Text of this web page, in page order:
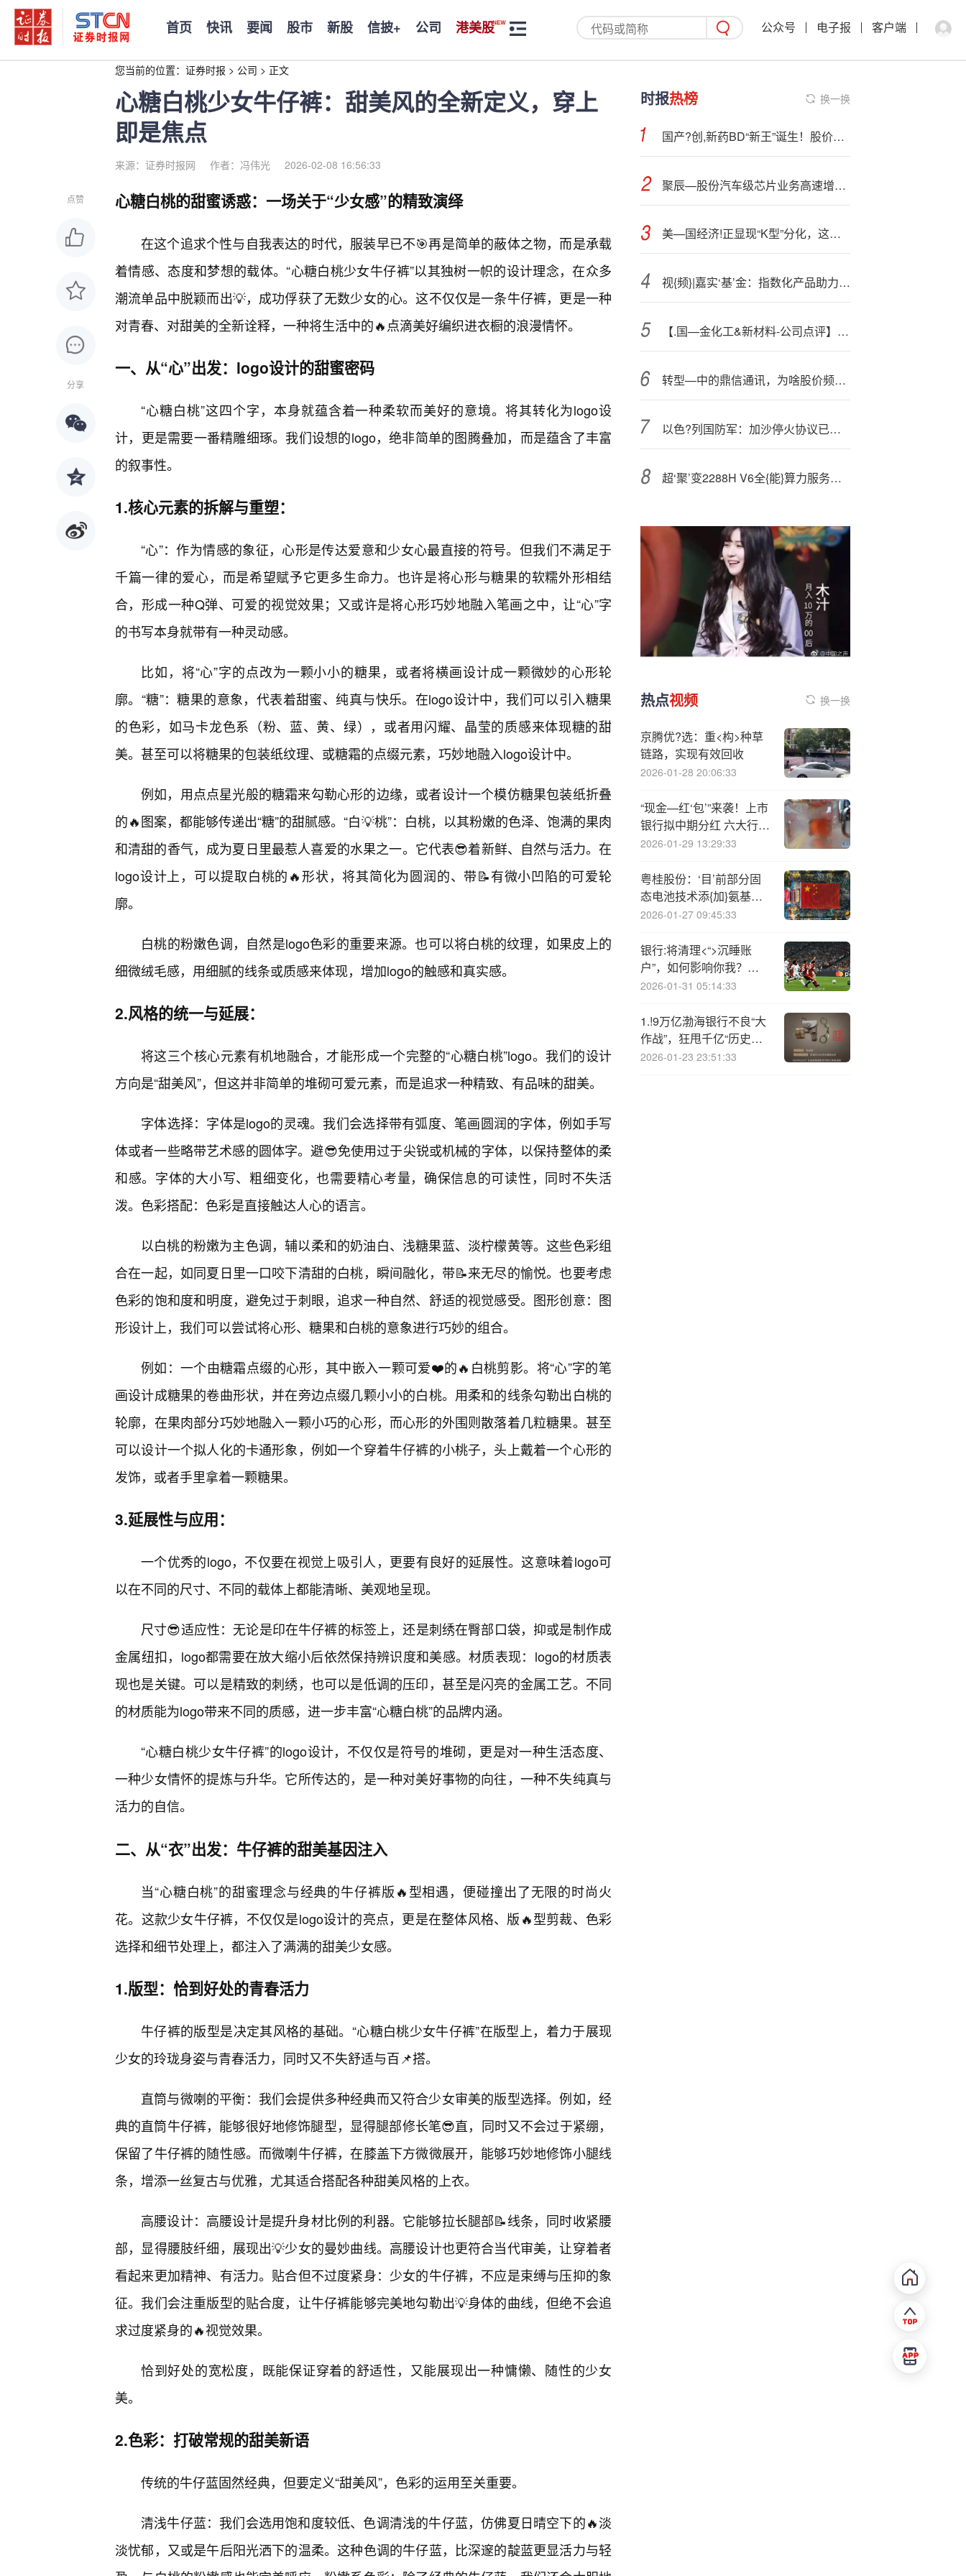
首页 快讯 要闻 股市 新股 信披+ 公司 港美股 公众号 电子报 客户端
您当前的位置： 证券时报 > 公司 > 正文
心糖白桃少女牛仔裤：甜美风的全新定义，穿上
即是焦点
来源：证券时报网 作者：冯伟光 2026-02-08 16:56:33
点赞
分享
心糖白桃的甜蜜诱惑：一场关于“少女感”的精致演绎
在这个追求个性与自我表达的时代，服装早已不🎯再是简单的蔽体之物，而是承载
着情感、态度和梦想的载体。“心糖白桃少女牛仔裤”以其独树一帜的设计理念，在众多
潮流单品中脱颖而出💡，成功俘获了无数少女的心。这不仅仅是一条牛仔裤，更是一种
对青春、对甜美的全新诠释，一种将生活中的🔥点滴美好编织进衣橱的浪漫情怀。
一、从“心”出发：logo设计的甜蜜密码
“心糖白桃”这四个字，本身就蕴含着一种柔软而美好的意境。将其转化为logo设
计，更是需要一番精雕细琢。我们设想的logo，绝非简单的图腾叠加，而是蕴含了丰富
的叙事性。
1.核心元素的拆解与重塑：
“心”：作为情感的象征，心形是传达爱意和少女心最直接的符号。但我们不满足于
千篇一律的爱心，而是希望赋予它更多生命力。也许是将心形与糖果的软糯外形相结
合，形成一种Q弹、可爱的视觉效果；又或许是将心形巧妙地融入笔画之中，让“心”字
的书写本身就带有一种灵动感。
比如，将“心”字的点改为一颗小小的糖果，或者将横画设计成一颗微妙的心形轮
廓。“糖”：糖果的意象，代表着甜蜜、纯真与快乐。在logo设计中，我们可以引入糖果
的色彩，如马卡龙色系（粉、蓝、黄、绿），或者用闪耀、晶莹的质感来体现糖的甜
美。甚至可以将糖果的包装纸纹理、或糖霜的点缀元素，巧妙地融入logo设计中。
例如，用点点星光般的糖霜来勾勒心形的边缘，或者设计一个模仿糖果包装纸折叠
的🔥图案，都能够传递出“糖”的甜腻感。“白💡桃”：白桃，以其粉嫩的色泽、饱满的果肉
和清甜的香气，成为夏日里最惹人喜爱的水果之一。它代表😎着新鲜、自然与活力。在
logo设计上，可以提取白桃的🔥形状，将其简化为圆润的、带📝有微小凹陷的可爱轮
廓。
白桃的粉嫩色调，自然是logo色彩的重要来源。也可以将白桃的纹理，如果皮上的
细微绒毛感，用细腻的线条或质感来体现，增加logo的触感和真实感。
2.风格的统一与延展：
将这三个核心元素有机地融合，才能形成一个完整的“心糖白桃”logo。我们的设计
方向是“甜美风”，但这并非简单的堆砌可爱元素，而是追求一种精致、有品味的甜美。
字体选择：字体是logo的灵魂。我们会选择带有弧度、笔画圆润的字体，例如手写
体或者一些略带艺术感的圆体字。避😎免使用过于尖锐或机械的字体，以保持整体的柔
和感。字体的大小写、粗细变化，也需要精心考量，确保信息的可读性，同时不失活
泼。色彩搭配：色彩是直接触达人心的语言。
以白桃的粉嫩为主色调，辅以柔和的奶油白、浅糖果蓝、淡柠檬黄等。这些色彩组
合在一起，如同夏日里一口咬下清甜的白桃，瞬间融化，带📝来无尽的愉悦。也要考虑
色彩的饱和度和明度，避免过于刺眼，追求一种自然、舒适的视觉感受。图形创意：图
形设计上，我们可以尝试将心形、糖果和白桃的意象进行巧妙的组合。
例如：一个由糖霜点缀的心形，其中嵌入一颗可爱❤️的🔥白桃剪影。将“心”字的笔
画设计成糖果的卷曲形状，并在旁边点缀几颗小小的白桃。用柔和的线条勾勒出白桃的
轮廓，在果肉部分巧妙地融入一颗小巧的心形，而心形的外围则散落着几粒糖果。甚至
可以设计一个拟人化的卡通形象，例如一个穿着牛仔裤的小桃子，头上戴着一个心形的
发饰，或者手里拿着一颗糖果。
3.延展性与应用：
一个优秀的logo，不仅要在视觉上吸引人，更要有良好的延展性。这意味着logo可
以在不同的尺寸、不同的载体上都能清晰、美观地呈现。
尺寸😎适应性：无论是印在牛仔裤的标签上，还是刺绣在臀部口袋，抑或是制作成
金属纽扣，logo都需要在放大缩小后依然保持辨识度和美感。材质表现：logo的材质表
现也是关键。可以是精致的刺绣，也可以是低调的压印，甚至是闪亮的金属工艺。不同
的材质能为logo带来不同的质感，进一步丰富“心糖白桃”的品牌内涵。
“心糖白桃少女牛仔裤”的logo设计，不仅仅是符号的堆砌，更是对一种生活态度、
一种少女情怀的提炼与升华。它所传达的，是一种对美好事物的向往，一种不失纯真与
活力的自信。
二、从“衣”出发：牛仔裤的甜美基因注入
当“心糖白桃”的甜蜜理念与经典的牛仔裤版🔥型相遇，便碰撞出了无限的时尚火
花。这款少女牛仔裤，不仅仅是logo设计的亮点，更是在整体风格、版🔥型剪裁、色彩
选择和细节处理上，都注入了满满的甜美少女感。
1.版型：恰到好处的青春活力
牛仔裤的版型是决定其风格的基础。“心糖白桃少女牛仔裤”在版型上，着力于展现
少女的玲珑身姿与青春活力，同时又不失舒适与百📌搭。
直筒与微喇的平衡：我们会提供多种经典而又符合少女审美的版型选择。例如，经
典的直筒牛仔裤，能够很好地修饰腿型，显得腿部修长笔😎直，同时又不会过于紧绷，
保留了牛仔裤的随性感。而微喇牛仔裤，在膝盖下方微微展开，能够巧妙地修饰小腿线
条，增添一丝复古与优雅，尤其适合搭配各种甜美风格的上衣。
高腰设计：高腰设计是提升身材比例的利器。它能够拉长腿部📝线条，同时收紧腰
部，显得腰肢纤细，展现出💡少女的曼妙曲线。高腰设计也更符合当代审美，让穿着者
看起来更加精神、有活力。贴合但不过度紧身：少女的牛仔裤，不应是束缚与压抑的象
征。我们会注重版型的贴合度，让牛仔裤能够完美地勾勒出💡身体的曲线，但绝不会追
求过度紧身的🔥视觉效果。
恰到好处的宽松度，既能保证穿着的舒适性，又能展现出一种慵懒、随性的少女
美。
2.色彩：打破常规的甜美新语
传统的牛仔蓝固然经典，但要定义“甜美风”，色彩的运用至关重要。
清浅牛仔蓝：我们会选用饱和度较低、色调清浅的牛仔蓝，仿佛夏日晴空下的🔥淡
淡忧郁，又或是午后阳光洒下的温柔。这种色调的牛仔蓝，比深邃的靛蓝更显活力与轻
时报热榜 换一换
国产?创,新药BD“新王”诞生！股价天量巨振！港股通创新药ETF（520880）全天放量溢价，资金加速“抄底”？
聚辰—股份汽车级芯片业务高速增长 营收占比已超10%
美—国经济!正显现“K型”分化，这些领域已现明显迹象
视{频}|嘉实‘基’金：指数化产品助力新质生产力发展
【.国—金化工&新材料-公司点评】光华科技：业绩持续改善，募投项目稳步推进（2025-10-16）
转型—中的鼎信通讯，为啥股价频繁异动？
以色?列国防军：加沙停火协议已于当地时间中午生效
超‘聚’变2288H V6全{能}算力服务器灵活应用热卖
热点视频 换一换
京腾优?选：重<构>种草
链路，实现有效回收
2026-01-28 20:06:33
“现金—红‘包’”来袭！上市
银行拟中期分红 六大行派
发超2000亿
2026-01-29 13:29:33
粤桂股份：‘目’前部分固
态电池技术添{加}氨基磺
酸
2026-01-27 09:45:33
银行:将清理<“>沉睡账
户”，如何影响你我？专
家详解
2026-01-31 05:14:33
1.!9万亿渤海银行不良“大
作战”，狂甩千亿“历史包
袱”
2026-01-23 23:51:33